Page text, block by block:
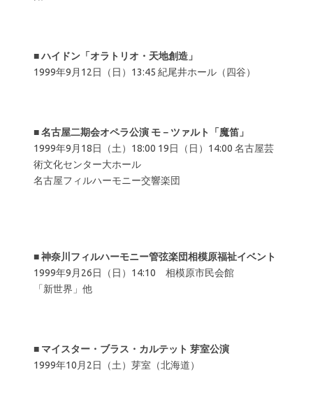
■ハイドン「オラトリオ・天地創造」
1999年9月12日（日）13:45 紀尾井ホール（四谷）
■名古屋二期会オペラ公演 モ－ツァルト「魔笛」
1999年9月18日（土）18:00 19日（日）14:00 名古屋芸
術文化センター大ホール
名古屋フィルハーモニー交響楽団
■神奈川フィルハーモニー管弦楽団相模原福祉イベント
1999年9月26日（日）14:10 相模原市民会館
「新世界」他
■ マイスター・ブラス・カルテット 芽室公演
1999年10月2日（土）芽室（北海道）